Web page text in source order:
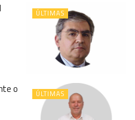
ÚLTIMAS
ÚLTIMAS
o